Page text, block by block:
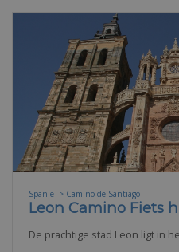
Spanje -> Camino de Santiago
Leon Camino Fiets
De prachtige stad Leon ligt in